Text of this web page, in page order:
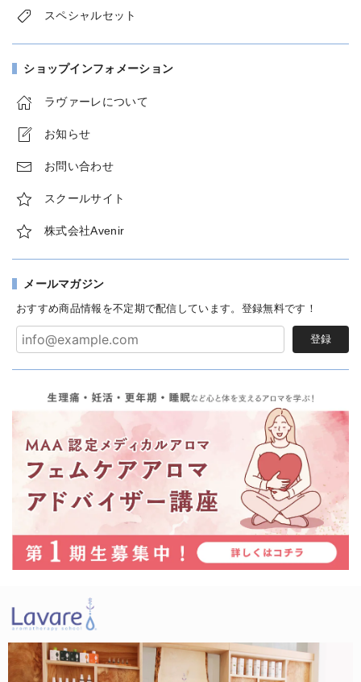
スペシャルセット
ショップインフォメーション
ラヴァーレについて
お知らせ
お問い合わせ
スクールサイト
株式会社Avenir
メールマガジン
おすすめ商品情報を不定期で配信しています。登録無料です！
登録